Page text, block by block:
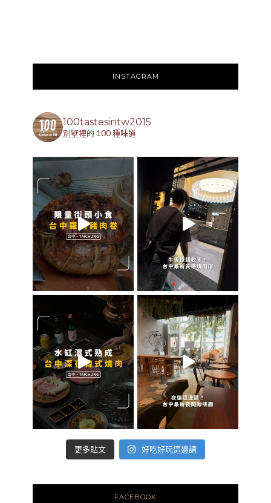
INSTAGRAM
100tastesintw2015
別墅裡的 100 種味道
更多貼文 好吃好玩這邊請
FACEBOOK